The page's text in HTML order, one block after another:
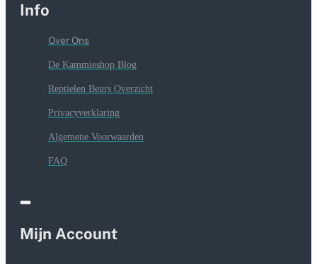
Info
Over Ons
De Kammieshop Blog
Reptielen Beurs Overzicht
Privacyverklaring
Algemene Voorwaarden
FAQ
Mijn Account